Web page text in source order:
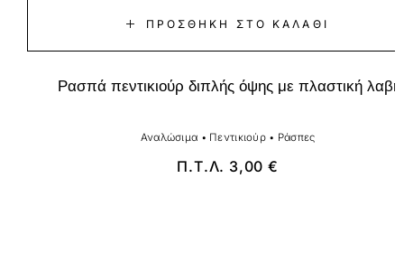
ΠΡΟΣΘΉΚΗ ΣΤΟ ΚΑΛΆΘΙ
Ρασπά πεντικιούρ διπλής όψης με πλαστική λαβή
Αναλώσιμα • Πεντικιούρ• Ράσπες
Π.Τ.Λ. 3,00€